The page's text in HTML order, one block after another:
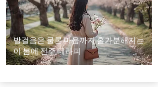
발걸음은 물론 마음까지 홀가분해지는
이 봄에 전주 테라피